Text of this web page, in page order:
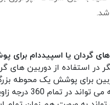
های گردان یا اسپیددام برای
در استفاده از دوربین های
برای پوشش یک محوطه
دوربین گردان گرچه می